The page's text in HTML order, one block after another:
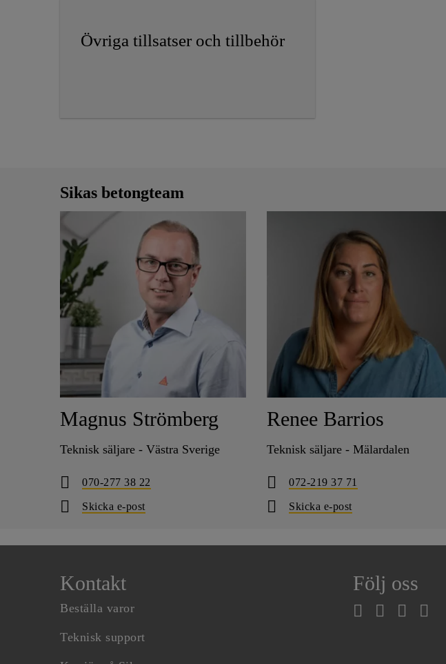
Övriga tillsatser och tillbehör
Sikas betongteam
Magnus Strömberg
Teknisk säljare - Västra Sverige
070-277 38 22
Skicka e-post
Renee Barrios
Teknisk säljare - Mälardalen
072-219 37 71
Skicka e-post
Kontakt
Beställa varor
Teknisk support
Följ oss